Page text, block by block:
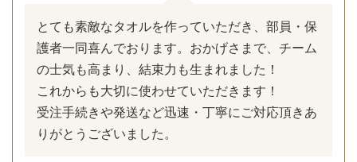
とても素敵なタオルを作っていただき、部員・保
護者一同喜んでおります。おかげさまで、チーム
の士気も高まり、結束力も生まれました！
これからも大切に使わせていただきます！
受注手続きや発送など迅速・丁寧にご対応頂きあ
りがとうございました。